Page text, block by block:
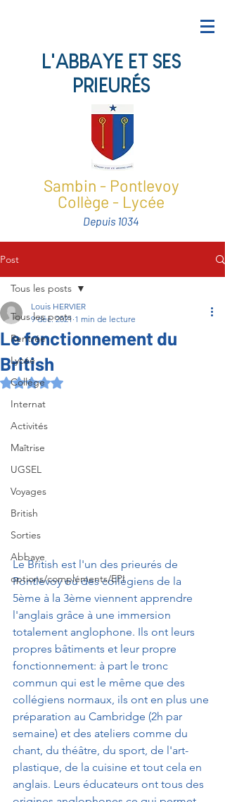
L'ABBAYE ET SES
PRIEURÉS
Sambin - Pontlevoy
Collège - Lycée
Depuis 1034
Post
Tous les posts
Rentrée
Lycée
Collège
Internat
Activités
Maîtrise
UGSEL
Voyages
British
Sorties
Abbaye
options/compléments/EPI
Tous les posts
Le fonctionnement du
British
Louis HERVIER
9 déc. 2021 1 min de lecture
Noté NaN étoiles sur 5.
Le British est l'un des prieurés de
Pontlevoy où des collégiens de la
5ème à la 3ème viennent apprendre
l'anglais grâce à une immersion
totalement anglophone. Ils ont leurs
propres bâtiments et leur propre
fonctionnement: à part le tronc
commun qui est le même que des
collégiens normaux, ils ont en plus une
préparation au Cambridge (2h par
semaine) et des ateliers comme du
chant, du théâtre, du sport, de l'art-
plastique, de la cuisine et tout cela en
anglais. Leurs éducateurs ont tous des